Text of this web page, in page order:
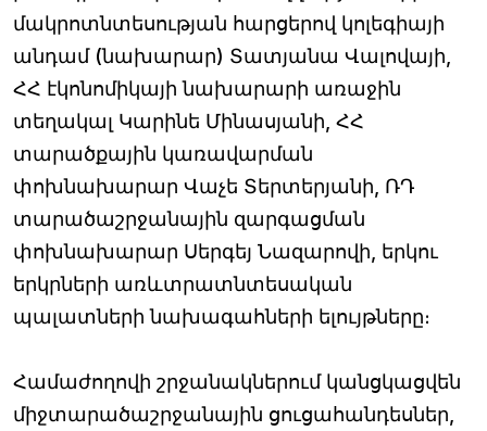
մակրոտնտեսության հարցերով կոլեգիայի
անդամ (նախարար) Տատյանա Վալովայի,
ՀՀ էկոնոմիկայի նախարարի առաջին
տեղակալ Կարինե Մինասյանի, ՀՀ
տարածքային կառավարման
փոխնախարար Վաչե Տերտերյանի, ՌԴ
տարածաշրջանային զարգացման
փոխնախարար Սերգեյ Նազարովի, երկու
երկրների առևտրատնտեսական
պալատների նախագահների ելույթները։
Համաժողովի շրջանակներում կանցկացվեն
միջտարածաշրջանային ցուցահանդեսներ,